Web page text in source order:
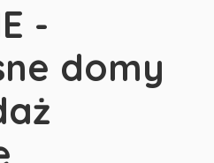
-
domy